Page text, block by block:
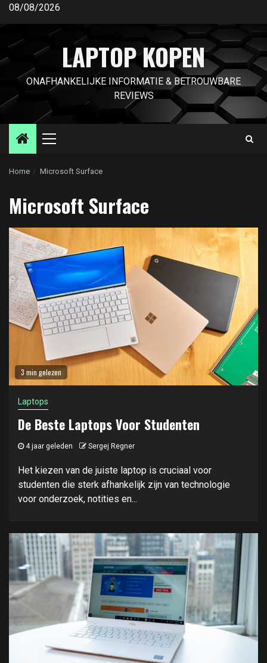
Ga
inhoud
08/08/2026
LAPTOP KOPEN
ONAFHANKELIJKE INFORMATIE & BETROUWBARE
REVIEWS
Primair
Home Microsoft Surface
Microsoft Surface
3 min gelezen
Laptops
De Beste Laptops Voor Studenten
4 jaar geleden Sergej Regner
Het kiezen van de juiste laptop is cruciaal voor
studenten die sterk afhankelijk zijn van technologie
voor onderzoek, notities en...